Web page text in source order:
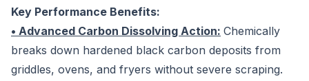
Key Performance Benefits:
• Advanced Carbon Dissolving Action: Chemically
breaks down hardened black carbon deposits from
griddles, ovens, and fryers without severe scraping.